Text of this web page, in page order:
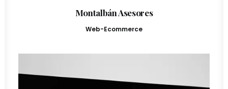
Montalbán Asesores
Web-Ecommerce